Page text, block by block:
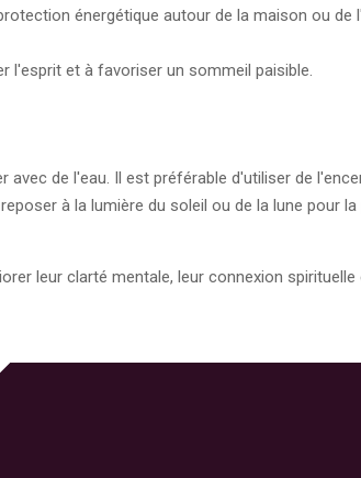
énergétique autour de la maison ou de
l'esprit et à favoriser un sommeil paisible.
de l'eau. Il est préférable d'utiliser de
à la lumière du soleil ou de la lune pour la
leur clarté mentale, leur connexion